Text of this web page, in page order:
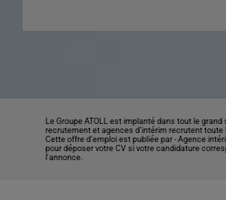
Le Groupe ATOLL est implanté dans tout le
recrutement et agences d’intérim recrutent toute
Cette offre d’emploi est publiée par -Agence
pour déposer votre CV si votre candidature
l'annonce.